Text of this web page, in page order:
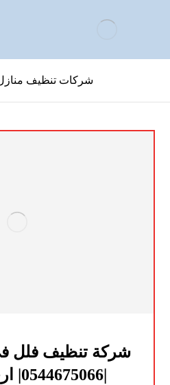
شركات تنظيف
شركة تنظيف فلل
|0544675066| ارخص اسعار